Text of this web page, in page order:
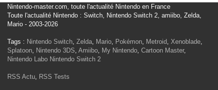
Nintendo-master.com, toute l'actualité Nintendo en France
Toute l'actualité Nintendo : Switch, Nintendo Switch 2, amiibo, Zelda,
Mario - 2003-2026
Tags : Nintendo Switch, Zelda, Mario, Pokémon, Metroid, Xenoblade,
Splatoon, Nintendo 3DS, Amiibo, My Nintendo, Cartoon Master,
Nintendo Labo Nintendo Switch 2
RSS Actu, RSS Tests